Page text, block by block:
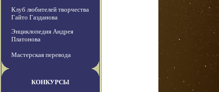
Клуб любителей творчества
Гайто Газданова
Энциклопедия Андрея
Платонова
Мастерская перевода
КОНКУРСЫ